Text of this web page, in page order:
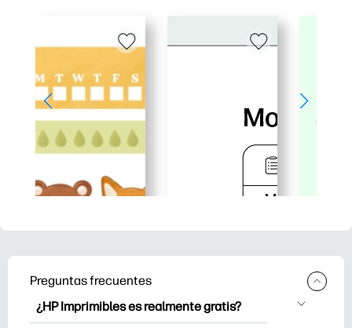
Preguntas frecuentes
¿HP Imprimibles es realmente gratis?